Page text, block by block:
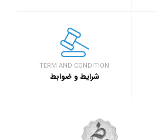
TERM AND CONDITION
شرایط و ضوابط